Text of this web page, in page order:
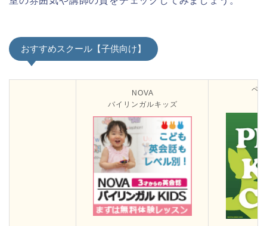
おすすめスクール【子供向け】
NOVA
バイリンガルキッズ
ペ